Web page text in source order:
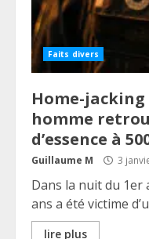
Faits divers
Home-jacking
homme
d’essence à
Guillaume M 3
Dans la nuit du 1er
ans a été victime
lire plus